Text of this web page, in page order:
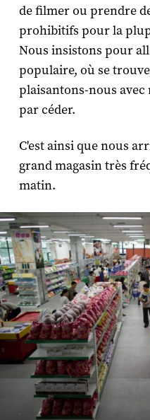
de filmer ou prendre
prohibitifs pour la
Nous insistons pour
populaire, où se
plaisantons-nous
par céder.
C'est ainsi que nous
grand magasin très
matin.